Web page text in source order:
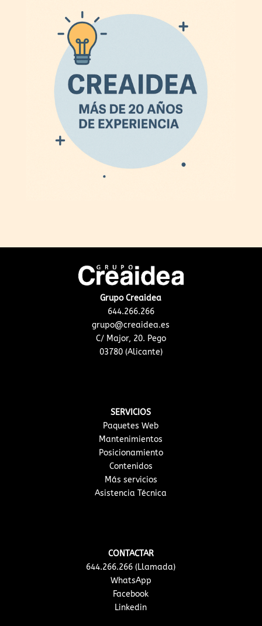
Grupo Creaidea
644.266.266
grupo@creaidea.es
C/ Major, 20. Pego
03780 (Alicante)
SERVICIOS
Paquetes Web
Mantenimientos
Posicionamiento
Contenidos
Más servicios
Asistencia Técnica
CONTACTAR
644.266.266 (Llamada)
WhatsApp
Facebook
Linkedin